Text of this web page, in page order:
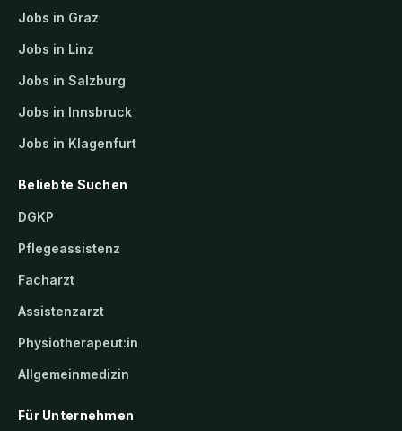
Jobs in Graz
Jobs in Linz
Jobs in Salzburg
Jobs in Innsbruck
Jobs in Klagenfurt
Beliebte Suchen
DGKP
Pflegeassistenz
Facharzt
Assistenzarzt
Physiotherapeut:in
Allgemeinmedizin
Für Unternehmen